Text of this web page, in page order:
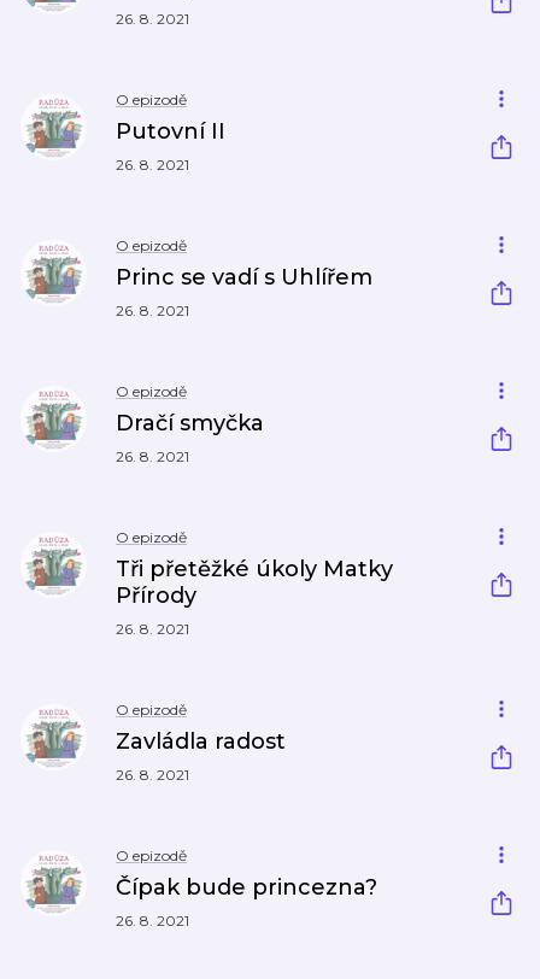
26. 8. 2021
O epizodě
Putovní II
26. 8. 2021
O epizodě
Princ se vadí s Uhlířem
26. 8. 2021
O epizodě
Dračí smyčka
26. 8. 2021
O epizodě
Tři přetěžké úkoly Matky
Přírody
26. 8. 2021
O epizodě
Zavládla radost
26. 8. 2021
O epizodě
Čípak bude princezna?
26. 8. 2021